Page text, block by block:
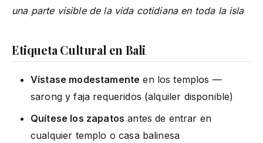
una parte visible de la vida cotidiana en toda la isla
Etiqueta Cultural en Bali
Vístase modestamente en los templos —
sarong y faja requeridos (alquiler disponible)
Quítese los zapatos antes de entrar en
cualquier templo o casa balinesa